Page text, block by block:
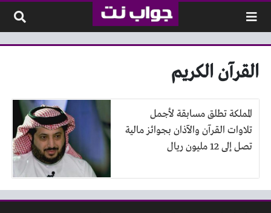
القرآن الكريم
المملكة تطلق مسابقة لأجمل
تلاوات القرآن والآذان بجوائز مالية
تصل إلى 12 مليون ريال